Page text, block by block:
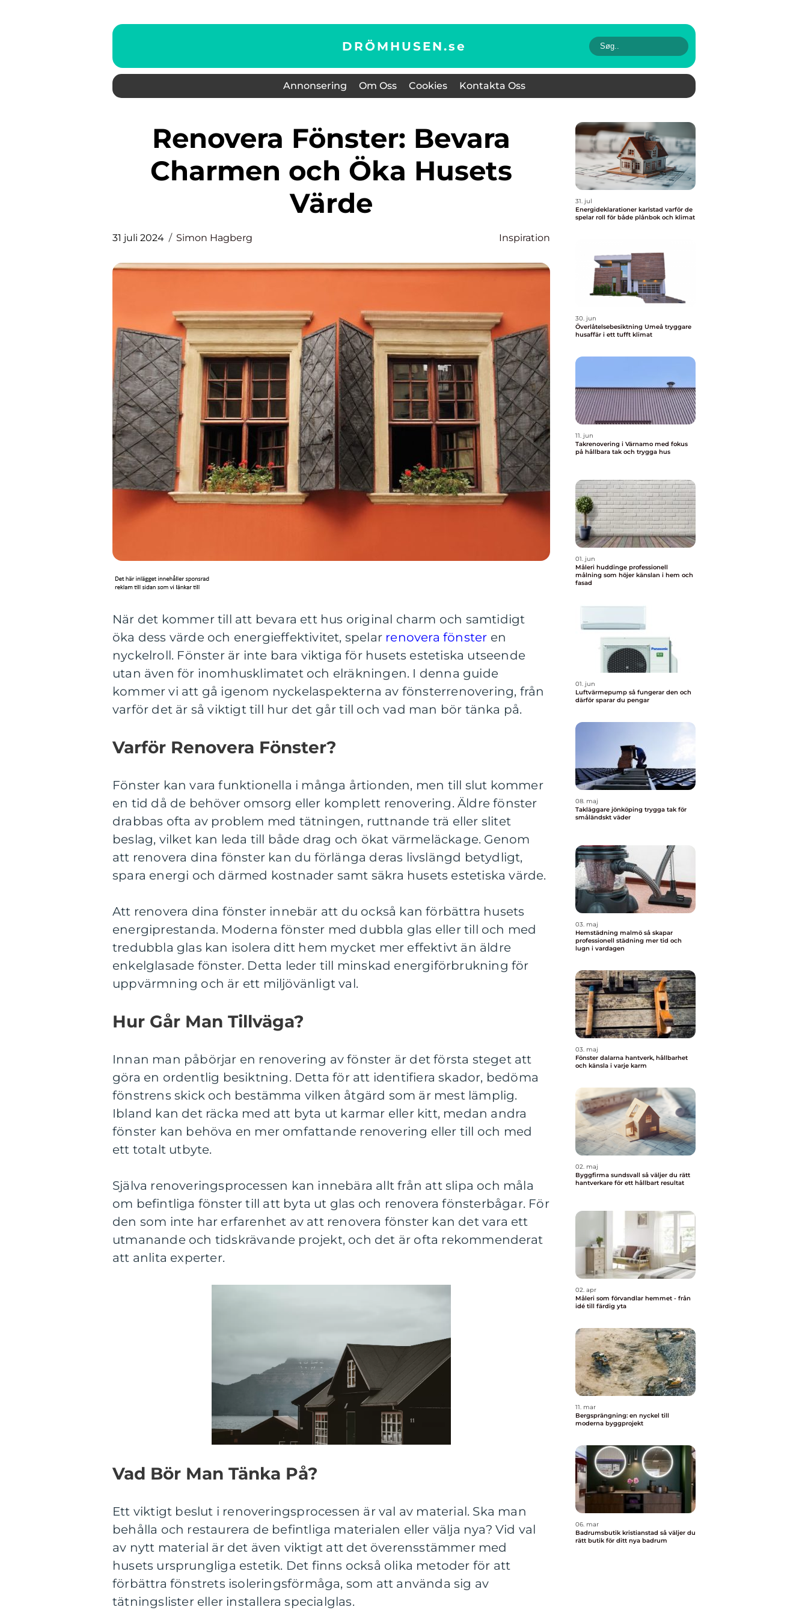
DRÖMHUSEN.se
Annonsering Om Oss Cookies Kontakta Oss
Renovera Fönster: Bevara
Charmen och Öka Husets
Värde
31 juli 2024 Simon Hagberg Inspiration
När det kommer till att bevara ett hus original charm och samtidigt
öka dess värde och energieffektivitet, spelar renovera fönster en
nyckelroll. Fönster är inte bara viktiga för husets estetiska utseende
utan även för inomhusklimatet och elräkningen. I denna guide
kommer vi att gå igenom nyckelaspekterna av fönsterrenovering, från
varför det är så viktigt till hur det går till och vad man bör tänka på.
Varför Renovera Fönster?
Fönster kan vara funktionella i många årtionden, men till slut kommer
en tid då de behöver omsorg eller komplett renovering. Äldre fönster
drabbas ofta av problem med tätningen, ruttnande trä eller slitet
beslag, vilket kan leda till både drag och ökat värmeläckage. Genom
att renovera dina fönster kan du förlänga deras livslängd betydligt,
spara energi och därmed kostnader samt säkra husets estetiska värde.
Att renovera dina fönster innebär att du också kan förbättra husets
energiprestanda. Moderna fönster med dubbla glas eller till och med
tredubbla glas kan isolera ditt hem mycket mer effektivt än äldre
enkelglasade fönster. Detta leder till minskad energiförbrukning för
uppvärmning och är ett miljövänligt val.
Hur Går Man Tillväga?
Innan man påbörjar en renovering av fönster är det första steget att
göra en ordentlig besiktning. Detta för att identifiera skador, bedöma
fönstrens skick och bestämma vilken åtgärd som är mest lämplig.
Ibland kan det räcka med att byta ut karmar eller kitt, medan andra
fönster kan behöva en mer omfattande renovering eller till och med
ett totalt utbyte.
Själva renoveringsprocessen kan innebära allt från att slipa och måla
om befintliga fönster till att byta ut glas och renovera fönsterbågar. För
den som inte har erfarenhet av att renovera fönster kan det vara ett
utmanande och tidskrävande projekt, och det är ofta rekommenderat
att anlita experter.
Vad Bör Man Tänka På?
Ett viktigt beslut i renoveringsprocessen är val av material. Ska man
behålla och restaurera de befintliga materialen eller välja nya? Vid val
av nytt material är det även viktigt att det överensstämmer med
husets ursprungliga estetik. Det finns också olika metoder för att
förbättra fönstrets isoleringsförmåga, som att använda sig av
tätningslister eller installera specialglas.
31. jul
Energideklarationer karlstad varför de
spelar roll för både plånbok och klimat
30. jun
Överlåtelsebesiktning Umeå tryggare
husaffär i ett tufft klimat
11. jun
Takrenovering i Värnamo med fokus
på hållbara tak och trygga hus
01. jun
Måleri huddinge professionell
målning som höjer känslan i hem och
fasad
01. jun
Luftvärmepump så fungerar den och
därför sparar du pengar
08. maj
Takläggare jönköping trygga tak för
småländskt väder
03. maj
Hemstädning malmö så skapar
professionell städning mer tid och
lugn i vardagen
03. maj
Fönster dalarna hantverk, hållbarhet
och känsla i varje karm
02. maj
Byggfirma sundsvall så väljer du rätt
hantverkare för ett hållbart resultat
02. apr
Måleri som förvandlar hemmet - från
idé till färdig yta
11. mar
Bergsprängning: en nyckel till
moderna byggprojekt
06. mar
Badrumsbutik kristianstad så väljer du
rätt butik för ditt nya badrum